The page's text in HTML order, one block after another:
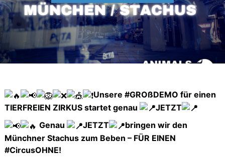
Unsere #GROßDEMO für einen
TIERFREIEN ZIRKUS startet genau
JETZT
Genau
JETZT
bringen wir den
Münchner Stachus zum Beben – FÜR EINEN
#CircusOHNE!